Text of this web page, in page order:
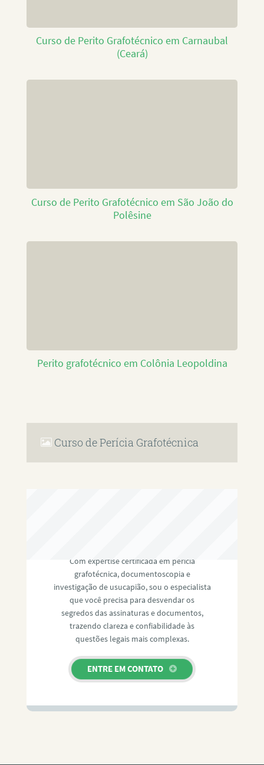
Curso de Perito Grafotécnico em Carnaubal
(Ceará)
Curso de Perito Grafotécnico em São João do
Polêsine
Perito grafotécnico em Colônia Leopoldina
Curso de Perícia Grafotécnica
Com expertise certificada em perícia
grafotécnica, documentoscopia e
investigação de usucapião, sou o especialista
que você precisa para desvendar os
segredos das assinaturas e documentos,
trazendo clareza e confiabilidade às
questões legais mais complexas.
ENTRE EM CONTATO